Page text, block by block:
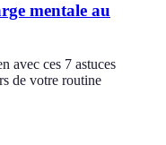
mentale au
avec ces 7 astuces
de votre routine